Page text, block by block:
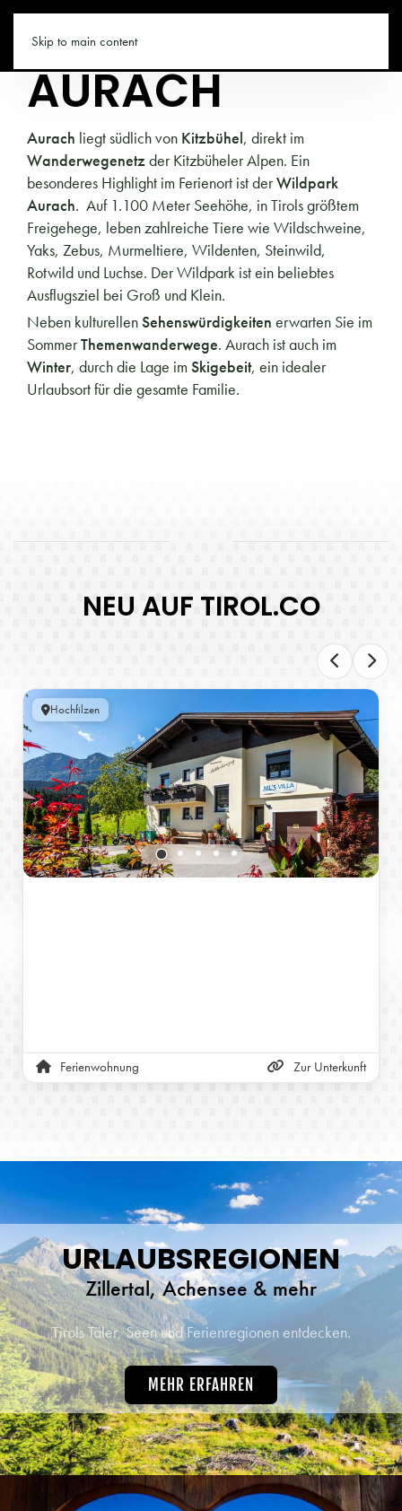
Skip to main content
TIROL.CO
AURACH
Aurach liegt südlich von Kitzbühel, direkt im
Wanderwegenetzder Kitzbüheler Alpen. Ein
besonderes Highlight im Ferienort ist derWildpark
Aurach. Auf 1.100 Meter Seehöhe, in Tirols größtem
Freigehege, leben zahlreiche Tiere wie Wildschweine,
Yaks, Zebus, Murmeltiere, Wildenten, Steinwild,
Rotwild und Luchse. Der Wildpark ist ein beliebtes
Ausflugsziel bei Groß und Klein.
Neben kulturellenSehenswürdigkeiten erwarten Sie im
SommerThemenwanderwege. Aurach ist auch im
Winter, durch die Lage im Skigebeit, ein idealer
Urlaubsort für die gesamte Familie.
NEU AUF TIROL.CO
Hochfilzen
Ferienwohnung Zur Unterkunft
URLAUBSREGIONEN
Zillertal, Achensee & mehr
Tirols Täler, Seen und Ferienregionen entdecken.
MEHR ERFAHREN